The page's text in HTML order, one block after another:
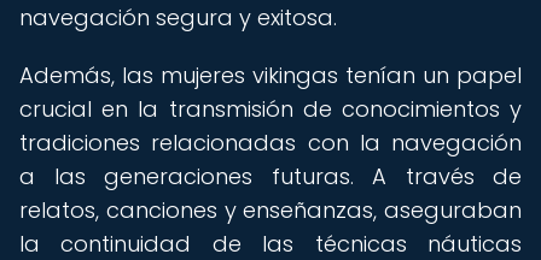
navegación segura y exitosa.
Además, las mujeres vikingas tenían un papel
crucial en la transmisión de conocimientos y
tradiciones relacionadas con la navegación
a las generaciones futuras. A través de
relatos, canciones y enseñanzas, aseguraban
la continuidad de las técnicas náuticas